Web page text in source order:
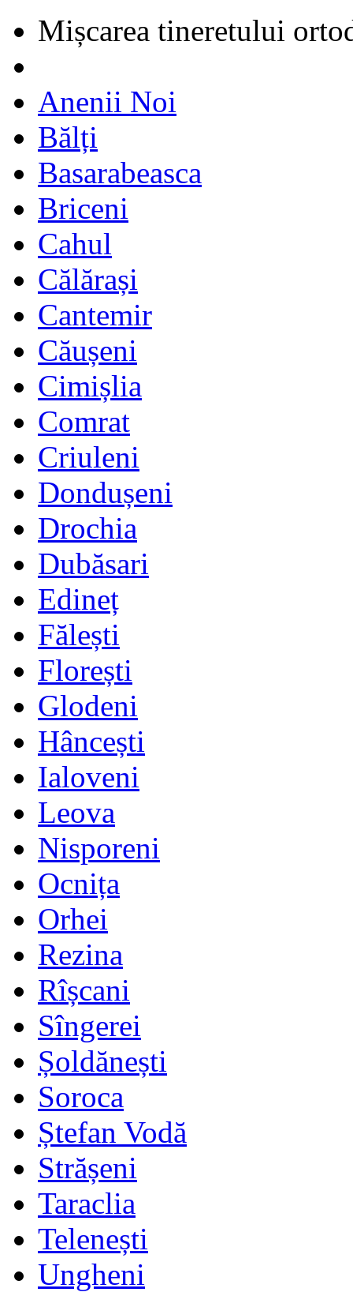
Mișcarea tineretului
Anenii Noi
Bălți
Basarabeasca
Briceni
Cahul
Călărași
Cantemir
Căușeni
Cimișlia
Comrat
Criuleni
Dondușeni
Drochia
Dubăsari
Edineț
Fălești
Florești
Glodeni
Hâncești
Ialoveni
Leova
Nisporeni
Ocnița
Orhei
Rezina
Rîșcani
Sîngerei
Șoldănești
Soroca
Ștefan Vodă
Strășeni
Taraclia
Telenești
Ungheni